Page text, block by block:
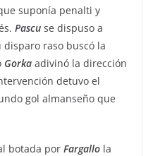
suponía penalti y
Pascu se dispuso a
raso buscó la
Gorka adivinó la dirección
detuvo el
gol almanseño que
botada por Fargallo la